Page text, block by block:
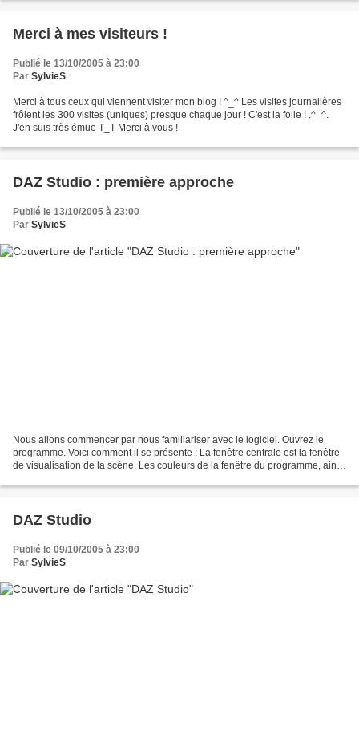
Merci à mes visiteurs !
Publié le 13/10/2005 à 23:00
Par SylvieS
Merci à tous ceux qui viennent visiter mon blog ! ^_^ Les visites journalières
frôlent les 300 visites (uniques) presque chaque jour ! C'est la folie ! .^_^.
J'en suis très émue T_T Merci à vous !
DAZ Studio : première approche
Publié le 13/10/2005 à 23:00
Par SylvieS
Nous allons commencer par nous familiariser avec le logiciel. Ouvrez le
programme. Voici comment il se présente : La fenêtre centrale est la fenêtre
de visualisation de la scène. Les couleurs de la fenêtre du programme, ainsi
DAZ Studio
Publié le 09/10/2005 à 23:00
Par SylvieS